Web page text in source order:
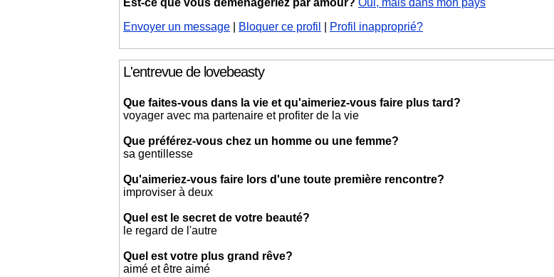
Est-ce que vous déménageriez par amour? Oui, mais dans mon pays
Envoyer un message
Bloquer ce profil Profil inapproprié?
L'entrevue de lovebeasty
Que faites-vous dans la vie et qu'aimeriez-vous faire plus tard?
voyager avec ma partenaire et profiter de la vie
Que préférez-vous chez un homme ou une femme?
sa gentillesse
Qu'aimeriez-vous faire lors d'une toute première rencontre?
improviser à deux
Quel est le secret de votre beauté?
le regard de l'autre
Quel est votre plus grand rêve?
aimé et être aimé